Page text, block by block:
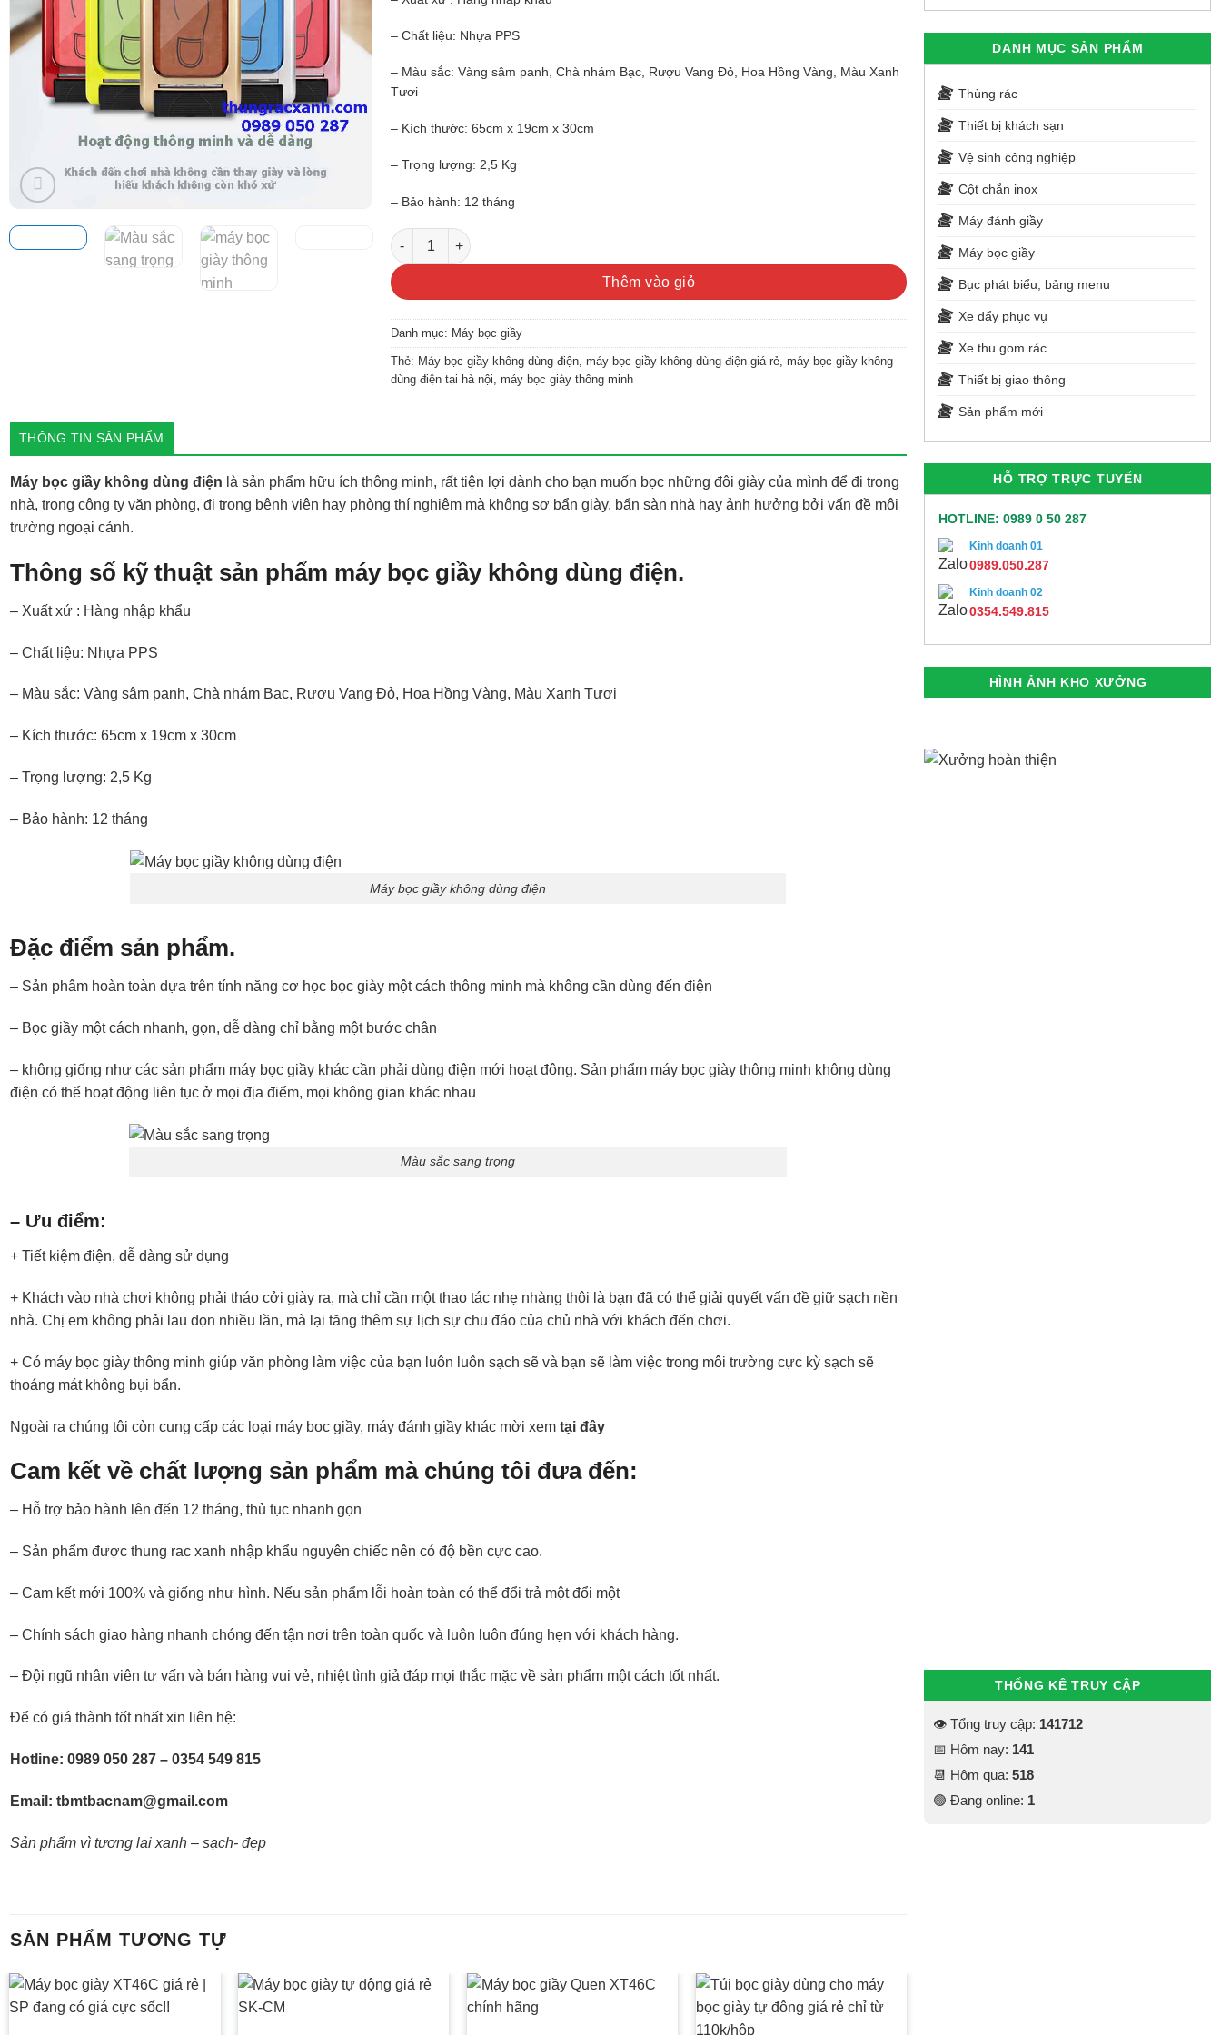
– Chất liệu: Nhựa PPS
– Màu sắc: Vàng sâm panh, Chà nhám Bạc, Rượu Vang Đỏ, Hoa Hồng Vàng, Màu Xanh
Tươi
– Kích thước: 65cm x 19cm x 30cm
– Trọng lượng: 2,5 Kg
– Bảo hành: 12 tháng
Máy bọc giầy không dùng điện giá rẻ số lượng
Thêm vào giỏ
Danh mục: Máy bọc giầy
Thẻ: Máy bọc giầy không dùng điện ,máy bọc giầy không dùng điện giá rẻ ,máy bọc giầy không
dùng điện tại hà nội ,máy bọc giày thông minh
THÔNG TIN SẢN PHẨM
Máy bọc giầy không dùng điện là sản phẩm hữu ích thông minh, rất tiện lợi dành cho bạn muốn bọc những đôi giày của mình để đi trong
nhà, trong công ty văn phòng, đi trong bệnh viện hay phòng thí nghiệm mà không sợ bẩn giày, bẩn sàn nhà hay ảnh hưởng bởi vấn đề môi
trường ngoại cảnh.
Thông số kỹ thuật sản phẩm máy bọc giầy không dùng điện.
– Xuất xứ : Hàng nhập khẩu
– Chất liệu: Nhựa PPS
– Màu sắc: Vàng sâm panh, Chà nhám Bạc, Rượu Vang Đỏ, Hoa Hồng Vàng, Màu Xanh Tươi
– Kích thước: 65cm x 19cm x 30cm
– Trọng lượng: 2,5 Kg
– Bảo hành: 12 tháng
Máy bọc giầy không dùng điện
Đặc điểm sản phẩm.
– Sản phâm hoàn toàn dựa trên tính năng cơ học bọc giày một cách thông minh mà không cần dùng đến điện
– Bọc giầy một cách nhanh, gọn, dễ dàng chỉ bằng một bước chân
– không giống như các sản phẩm máy bọc giầy khác cần phải dùng điện mới hoạt đông. Sản phẩm máy bọc giày thông minh không dùng
điện có thể hoạt động liên tục ở mọi địa điểm, mọi không gian khác nhau
Màu sắc sang trọng
– Ưu điểm:
+ Tiết kiệm điện, dễ dàng sử dụng
+ Khách vào nhà chơi không phải tháo cởi giày ra, mà chỉ cần một thao tác nhẹ nhàng thôi là bạn đã có thể giải quyết vấn đề giữ sạch nền
nhà. Chị em không phải lau dọn nhiều lần, mà lại tăng thêm sự lịch sự chu đáo của chủ nhà với khách đến chơi.
+ Có máy bọc giày thông minh giúp văn phòng làm việc của bạn luôn luôn sạch sẽ và bạn sẽ làm việc trong môi trường cực kỳ sạch sẽ
thoáng mát không bụi bẩn.
Ngoài ra chúng tôi còn cung cấp các loại máy boc giầy, máy đánh giầy khác mời xem tại đây
Cam kết về chất lượng sản phẩm mà chúng tôi đưa đến:
– Hỗ trợ bảo hành lên đến 12 tháng, thủ tục nhanh gọn
– Sản phẩm được thung rac xanh nhập khẩu nguyên chiếc nên có độ bền cực cao.
– Cam kết mới 100% và giống như hình. Nếu sản phẩm lỗi hoàn toàn có thể đổi trả một đổi một
– Chính sách giao hàng nhanh chóng đến tận nơi trên toàn quốc và luôn luôn đúng hẹn với khách hàng.
– Đội ngũ nhân viên tư vấn và bán hàng vui vẻ, nhiệt tình giả đáp mọi thắc mặc về sản phẩm một cách tốt nhất.
Để có giá thành tốt nhất xin liên hệ:
Hotline: 0989 050 287 – 0354 549 815
Email: tbmtbacnam@gmail.com
Sản phẩm vì tương lai xanh – sạch- đẹp
SẢN PHẨM TƯƠNG TỰ
DANH MỤC SẢN PHẨM
Thùng rác
Thiết bị khách sạn
Vệ sinh công nghiệp
Cột chắn inox
Máy đánh giầy
Máy bọc giầy
Bục phát biểu, bảng menu
Xe đẩy phục vụ
Xe thu gom rác
Thiết bị giao thông
Sản phẩm mới
HỖ TRỢ TRỰC TUYẾN
HOTLINE: 0989 0 50 287
Kinh doanh 01
0989.050.287
Kinh doanh 02
0354.549.815
HÌNH ẢNH KHO XƯỞNG
THỐNG KÊ TRUY CẬP
👁 Tổng truy cập: 141712
📅 Hôm nay: 141
📆 Hôm qua:518
🟢 Đang online: 1